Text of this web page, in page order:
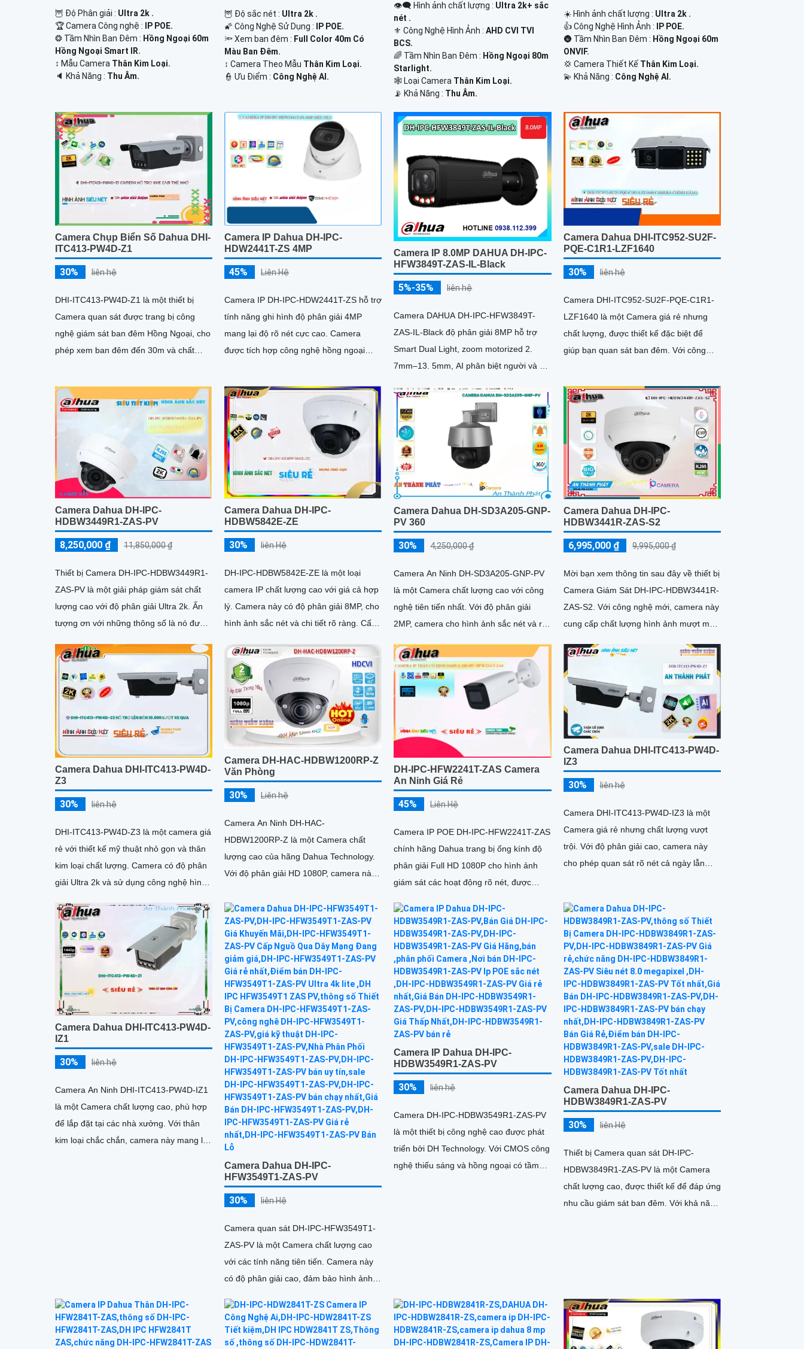
🦉 Độ Phân giải : Ultra 2k .
🏆 Camera Công nghệ :
IP POE.
❂ Tầm Nhìn Ban Đêm : Hồng Ngoại 60m
Hồng Ngoại Smart IR.
↕️ Mẫu Camera Thân Kim Loại.
️🔈 Khả Năng : Thu Âm.
🦉 Độ sắc nét : Ultra 2k .
🌠 Công Nghệ Sử Dụng :
IP POE.
🔦 Xem ban đêm : Full Color 40m Có
Màu Ban Đêm.
↕️ Camera Theo Mẫu Thân Kim Loại.
️👮 Ưu Điểm : Công Nghệ AI.
👁️‍🗨 Hình ảnh chất lượng : Ultra 2k+ sắc
nét .
⚜️ Công Nghệ Hình Ảnh :AHD CVI TVI
BCS.
🌈 Tầm Nhìn Ban Đêm : Hồng Ngoại 80m
Starlight.
🕸️ Loại Camera Thân Kim Loại.
️📡 Khả Năng : Thu Âm.
☀️ Hình ảnh chất lượng : Ultra 2k .
👍 Công Nghệ Hình Ảnh :
IP POE.
🌚 Tầm Nhìn Ban Đêm : Hồng Ngoại 60m
ONVIF.
💢 Camera Thiết Kế Thân Kim Loại.
️💫 Khả Năng : Công Nghệ AI.
Camera Chụp Biển Số Dahua DHI-
ITC413-PW4D-Z1
30% liên hệ
DHI-ITC413-PW4D-Z1 là một thiết bị
Camera quan sát được trang bị công
nghệ giám sát ban đêm Hồng Ngoại, cho
phép xem ban đêm đến 30m và chất
Camera IP Dahua DH-IPC-
HDW2441T-ZS 4MP
45% Liên Hệ
Camera IP DH-IPC-HDW2441T-ZS hỗ trợ
tính năng ghi hình độ phân giải 4MP
mang lại độ rõ nét cực cao. Camera
được tích hợp công nghệ hồng ngoại
Camera IP 8.0MP DAHUA DH-IPC-
HFW3849T-ZAS-IL-Black
5%-35% liên hệ
Camera DAHUA DH-IPC-HFW3849T-
ZAS-IL-Black độ phân giải 8MP hỗ trợ
Smart Dual Light, zoom motorized 2.
7mm–13. 5mm, AI phân biệt người và xe,
nước
Camera Dahua DHI-ITC952-SU2F-
PQE-C1R1-LZF1640
30% liên hệ
Camera DHI-ITC952-SU2F-PQE-C1R1-
LZF1640 là một Camera giá rẻ nhưng
chất lượng, được thiết kế đặc biệt để
giúp bạn quan sát ban đêm. Với công
vào ban đêm
Camera Dahua DH-IPC-
HDBW3449R1-ZAS-PV
8,250,000 ₫ 11,850,000 ₫
Thiết bị Camera DH-IPC-HDBW3449R1-
ZAS-PV là một giải pháp giám sát chất
lượng cao với độ phân giải Ultra 2k. Ấn
tượng ơn với những thông số là nó được
Camera Dahua DH-IPC-
HDBW5842E-ZE
30% liên Hệ
DH-IPC-HDBW5842E-ZE là một loại
camera IP chất lượng cao với giá cả hợp
lý. Camera này có độ phân giải 8MP, cho
hình ảnh sắc nét và chi tiết rõ ràng. Cấu
Camera Dahua DH-SD3A205-GNP-
PV 360
30% 4,250,000 ₫
Camera An Ninh DH-SD3A205-GNP-PV
là một Camera chất lượng cao với công
nghệ tiên tiến nhất. Với độ phân giải
2MP, camera cho hình ảnh sắc nét và rõ
Camera Dahua DH-IPC-
HDBW3441R-ZAS-S2
6,995,000 ₫ 9,995,000 ₫
Mời bạn xem thông tin sau đây về thiết bị
Camera Giám Sát DH-IPC-HDBW3441R-
ZAS-S2. Với công nghệ mới, camera này
cung cấp chất lượng hình ảnh mượt mà
Camera Dahua DHI-ITC413-PW4D-
Z3
30% liên hệ
DHI-ITC413-PW4D-Z3 là một camera giá
rẻ với thiết kế mỹ thuật nhỏ gọn và thân
kim loại chất lượng. Camera có độ phân
giải Ultra 2k và sử dụng công nghệ hình
Camera DH-HAC-HDBW1200RP-Z
Văn Phòng
30% Liên hệ
Camera An Ninh DH-HAC-
HDBW1200RP-Z là một Camera chất
lượng cao của hãng Dahua Technology.
Với độ phân giải HD 1080P, camera này
DH-IPC-HFW2241T-ZAS Camera
An Ninh Giá Rẻ
45% Liên Hệ
Camera IP POE DH-IPC-HFW2241T-ZAS
chính hãng Dahua trang bị ống kính độ
phân giải Full HD 1080P cho hình ảnh
giám sát các hoạt động rõ nét, được
người và xe tích hợp mic ghi âm to rõ
giúp giám sát an ninh hiệu quả.
Camera Dahua DHI-ITC413-PW4D-
IZ3
30% liên hệ
Camera DHI-ITC413-PW4D-IZ3 là một
Camera giá rẻ nhưng chất lượng vượt
trội. Với độ phân giải cao, camera này
cho phép quan sát rõ nét cả ngày lẫn
Camera Dahua DHI-ITC413-PW4D-
IZ1
30% liên hệ
Camera An Ninh DHI-ITC413-PW4D-IZ1
là một Camera chất lượng cao, phù hợp
để lắp đặt tại các nhà xưởng. Với thân
kim loại chắc chắn, camera này mang lại
Camera Dahua DH-IPC-
HFW3549T1-ZAS-PV
30% liên Hệ
Camera quan sát DH-IPC-HFW3549T1-
ZAS-PV là một Camera chất lượng cao
với các tính năng tiên tiến. Camera này
có độ phân giải cao, đảm bảo hình ảnh
Camera IP Dahua DH-IPC-
HDBW3549R1-ZAS-PV
30% liên hệ
Camera DH-IPC-HDBW3549R1-ZAS-PV
là một thiết bị công nghệ cao được phát
triển bởi DH Technology. Với CMOS công
nghệ thiếu sáng và hồng ngoại có tầm
Camera Dahua DH-IPC-
HDBW3849R1-ZAS-PV
30% liên Hệ
Thiết bị Camera quan sát DH-IPC-
HDBW3849R1-ZAS-PV là một Camera
chất lượng cao, được thiết kế để đáp ứng
nhu cầu giám sát ban đêm. Với khả năng